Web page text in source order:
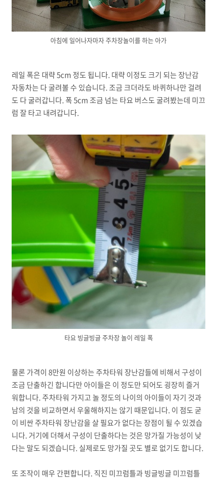
아침에 일어나자마자 주차장놀이를 하는 아가
레일 폭은 대략 5cm 정도 됩니다. 대략 이정도 크기 되는 장난감
자동차는 다 굴려볼 수 있습니다. 조금 크더라도 바퀴하나만 걸려
도 다 굴러갑니다. 폭 5cm 조금 넘는 타요 버스도 굴려봤는데 미끄
럼 잘 타고 내려갑니다.
타요 빙글빙글 주차장 놀이 레일 폭
물론 가격이 8만원 이상하는 주차타워 장난감들에 비해서 구성이
조금 단출하긴 합니다만 아이들은 이 정도만 되어도 굉장히 즐거
워합니다. 주차타워 가지고 놀 정도의 나이의 아이들이 자기 것과
남의 것을 비교하면서 우울해하지는 않기 때문입니다. 이 점도 굳
이 비싼 주차타워 장난감을 살 필요가 없다는 장점이 될 수 있겠습
니다. 거기에 더해서 구성이 단출하다는 것은 망가질 가능성이 낮
다는 말도 되겠습니다. 실제로도 망가질 곳도 별로 없기도 합니다.
또 조작이 매우 간편합니다. 직진 미끄럼틀과 빙글빙글 미끄럼틀